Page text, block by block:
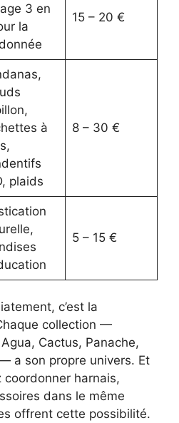
3 en
la
15 – 20 €
à
plaids
8 – 30 €
5 – 15 €
c’est la
collection —
Cactus, Panache,
a son propre univers. Et
harnais,
dans le même
offrent cette possibilité.